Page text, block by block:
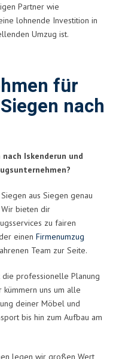
Partner wie
lohnende Investition in
Umzug ist.
für
nach
Iskenderun und
aus Siegen genau
bieten dir
zu fairen
einen Firmenumzug
Team zur Seite.
professionelle Planung
kümmern uns um alle
deiner Möbel und
bis hin zum Aufbau am
legen wir großen Wert